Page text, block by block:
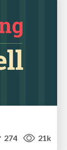
274 21k